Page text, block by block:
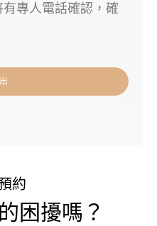
專人電話確認，確
約
困擾嗎？